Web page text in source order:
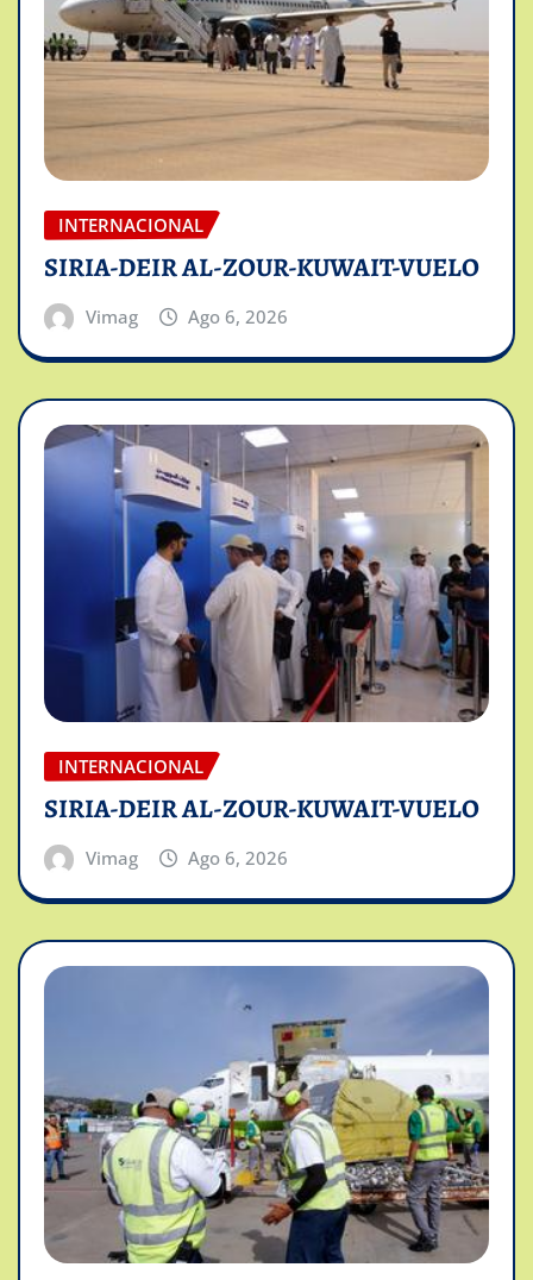
INTERNACIONAL
SIRIA-DEIR AL-ZOUR-KUWAIT-VUELO
Vimag Ago 6, 2026
INTERNACIONAL
SIRIA-DEIR AL-ZOUR-KUWAIT-VUELO
Vimag Ago 6, 2026